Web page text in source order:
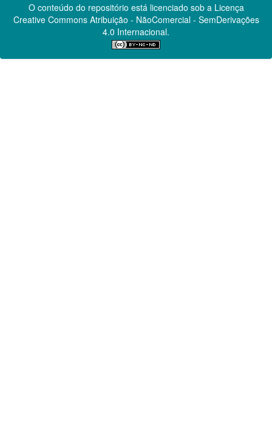
O conteúdo do repositório está licenciado sob a Licença
Creative CommonsAtribuição - NãoComercial - SemDerivações
4.0 Internacional.